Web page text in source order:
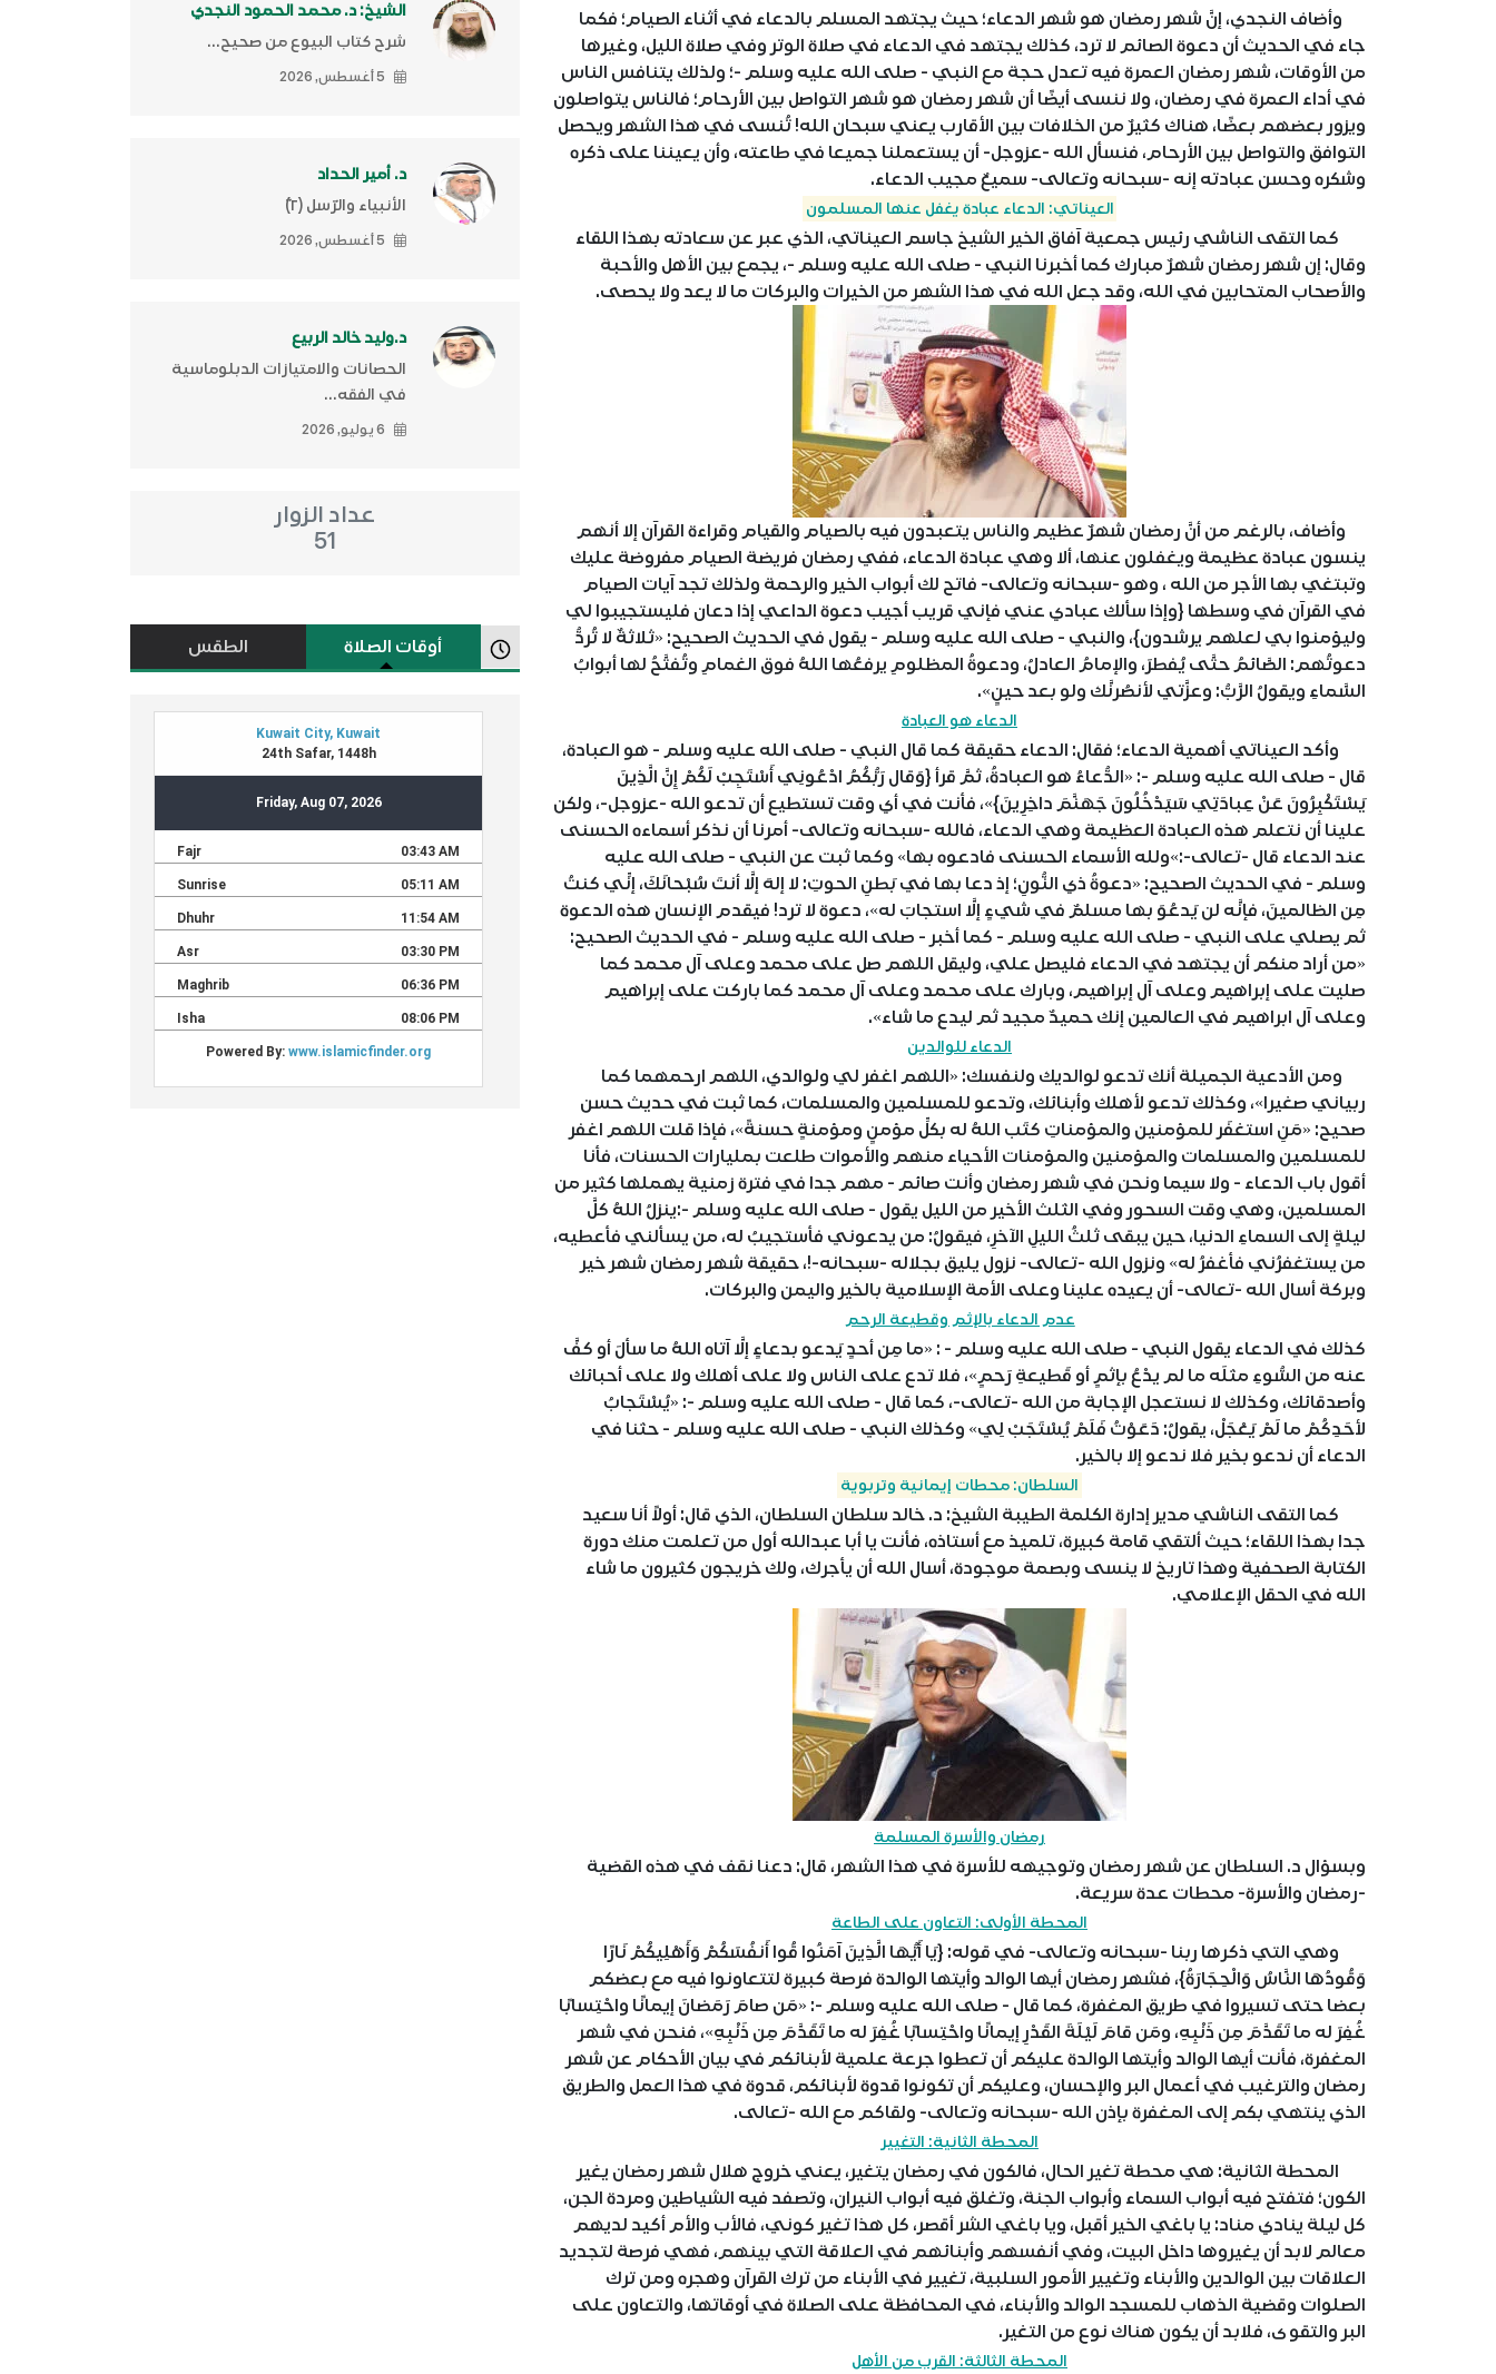
وأضاف النجدي، إنَّ شهر رمضان هو شهر الدعاء؛ حيث يجتهد المسلم بالدعاء في أثناء الصيام؛ فكما
جاء في الحديث أن دعوة الصائم لا ترد، كذلك يجتهد في الدعاء في صلاة الوتر وفي صلاة الليل، وغيرها
من الأوقات، شهر رمضان العمرة فيه تعدل حجة مع النبي - صلى الله عليه وسلم -؛ ولذلك يتنافس الناس
في أداء العمرة في رمضان، ولا ننسى أيضًا أن شهر رمضان هو شهر التواصل بين الأرحام؛ فالناس يتواصلون
ويزور بعضهم بعضًا، هناك كثيرٌ من الخلافات بين الأقارب يعني سبحان الله! تُنسى في هذا الشهر ويحصل
التوافق والتواصل بين الأرحام، فنسأل الله -عزوجل- أن يستعملنا جميعا في طاعته، وأن يعيننا على ذكره
وشكره وحسن عبادته إنه -سبحانه وتعالى- سميعٌ مجيب الدعاء.
العيناتي: الدعاء عبادة يغفل عنها المسلمون
كما التقى الناشي رئيس جمعية آفاق الخير الشيخ جاسم العيناتي، الذي عبر عن سعادته بهذا اللقاء
وقال: إن شهر رمضان شهرٌ مبارك كما أخبرنا النبي - صلى الله عليه وسلم -، يجمع بين الأهل والأحبة
والأصحاب المتحابين في الله، وقد جعل الله في هذا الشهر من الخيرات والبركات ما لا يعد ولا يحصى.
وأضاف، بالرغم من أنَّ رمضان شهرٌ عظيم والناس يتعبدون فيه بالصيام والقيام وقراءة القرآن إلا أنهم
ينسون عبادة عظيمة ويغفلون عنها، ألا وهي عبادة الدعاء، ففي رمضان فريضة الصيام مفروضة عليك
وتبتغي بها الأجر من الله ، وهو -سبحانه وتعالى- فاتح لك أبواب الخير والرحمة ولذلك تجد آيات الصيام
في القرآن في وسطها {وإذا سألك عبادي عني فإني قريب أجيب دعوة الداعي إذا دعان فليستجيبوا لي
وليؤمنوا بي لعلهم يرشدون}، والنبي - صلى الله عليه وسلم - يقول في الحديث الصحيح: «ثلاثةٌ لا تُردُّ
دعوتُهم: الصَّائمُ حتَّى يُفطرَ، والإمامُ العادلُ، ودعوةُ المظلومِ يرفعُها اللهُ فوق الغمامِ وتُفتَّحُ لها أبوابُ
السَّماءِ ويقولُ الرَّبُّ: وعزَّتي لأنصُرنَّك ولو بعد حينٍ».
الدعاء هو العبادة
وأكد العيناتي أهمية الدعاء؛ فقال: الدعاء حقيقة كما قال النبي - صلى الله عليه وسلم - هو العبادة،
قال - صلى الله عليه وسلم -: «الدُّعاءُ هو العبادةُ، ثمَّ قرأ {وَقال رَبُّكُمُ ادْعُونِي أَسْتَجِبْ لَكُمْ إِنَّ الَّذِينَ
يَسْتَكْبِرُونَ عَنْ عِبادَتِي سَيَدْخُلُونَ جَهَنَّمَ داخِرِينَ}»، فأنت في أي وقت تستطيع أن تدعو الله -عزوجل-، ولكن
علينا أن نتعلم هذه العبادة العظيمة وهي الدعاء، فالله -سبحانه وتعالى- أمرنا أن نذكر أسماءه الحسنى
عند الدعاء قال -تعالى-:»ولله الأسماء الحسنى فادعوه بها» وكما ثبت عن النبي - صلى الله عليه
وسلم - في الحديث الصحيح: «دعوةُ ذي النُّونِ؛ إذ دعا بها في بَطنِ الحوتِ: لا إلهَ إلَّا أنتَ سُبْحانَكَ، إنِّي كنتُ
مِن الظالمينَ، فإنَّه لن يَدعُوَ بها مسلمٌ في شيءٍ إلَّا استجابَ له»، دعوة لا ترد! فيقدم الإنسان هذه الدعوة
ثم يصلي على النبي - صلى الله عليه وسلم - كما أخبر - صلى الله عليه وسلم - في الحديث الصحيح:
«من أراد منكم أن يجتهد في الدعاء فليصل علي، وليقل اللهم صل على محمد وعلى آل محمد كما
صليت على إبراهيم وعلى آل إبراهيم، وبارك على محمد وعلى آل محمد كما باركت على إبراهيم
وعلى آل ابراهيم في العالمين إنك حميدٌ مجيد ثم ليدع ما شاء».
الدعاء للوالدين
ومن الأدعية الجميلة أنك تدعو لوالديك ولنفسك: «اللهم اغفر لي ولوالدي، اللهم ارحمهما كما
ربياني صغيرا»، وكذلك تدعو لأهلك وأبنائك، وتدعو للمسلمين والمسلمات، كما ثبت في حديث حسن
صحيح: «مَنِ استغفَر للمؤمنين والمؤمناتِ كتَب اللهُ له بكلِّ مؤمنٍ ومؤمنةٍ حسنةً»، فإذا قلت اللهم اغفر
للمسلمين والمسلمات والمؤمنين والمؤمنات الأحياء منهم والأموات طلعت بمليارات الحسنات، فأنا
أقول باب الدعاء - ولا سيما ونحن في شهر رمضان وأنت صائم - مهم جدا في فترة زمنية يهملها كثير من
المسلمين، وهي وقت السحور وفي الثلث الأخير من الليل يقول - صلى الله عليه وسلم -:ينزلُ اللهُ كلَّ
ليلةٍ إلى السماءِ الدنيا، حين يبقى ثلثُ الليلِ الآخرِ، فيقولُ: من يدعوني فأستجيبُ له، من يسألني فأعطيه،
من يستغفرُني فأغفرُ له» ونزول الله -تعالى- نزول يليق بجلاله -سبحانه-!، حقيقة شهر رمضان شهر خير
وبركة أسال الله -تعالى- أن يعيده علينا وعلى الأمة الإسلامية بالخير واليمن والبركات.
عدم الدعاء بالإثم وقطيعة الرحم
كذلك في الدعاء يقول النبي - صلى الله عليه وسلم - : «ما مِن أحدٍ يَدعو بدعاءٍ إلَّا آتاه اللهُ ما سألَ أو كفَّ
عنه من السُّوءِ مثلَه ما لم يدْعُ بإثمٍ أو قَطيعةِ رَحمٍ»، فلا تدع على الناس ولا على أهلك ولا على أحبائك
وأصدقائك، وكذلك لا نستعجل الإجابة من الله -تعالى-، كما قال - صلى الله عليه وسلم -: «يُسْتَجابُ
لأحَدِكُمْ ما لَمْ يَعْجَلْ، يقولُ: دَعَوْتُ فَلَمْ يُسْتَجَبْ لِي» وكذلك النبي - صلى الله عليه وسلم - حثنا في
الدعاء أن ندعو بخير فلا ندعو إلا بالخير.
السلطان: محطات إيمانية وتربوية
كما التقى الناشي مدير إدارة الكلمة الطيبة الشيخ: د. خالد سلطان السلطان، الذي قال: أولاً أنا سعيد
جدا بهذا اللقاء؛ حيث ألتقي قامة كبيرة، تلميذ مع أستاذه، فأنت يا أبا عبدالله أول من تعلمت منك دورة
الكتابة الصحفية وهذا تاريخ لا ينسى وبصمة موجودة، أسال الله أن يأجرك، ولك خريجون كثيرون ما شاء
الله في الحقل الإعلامي.
رمضان والأسرة المسلمة
وبسؤال د. السلطان عن شهر رمضان وتوجيهه للأسرة في هذا الشهر، قال: دعنا نقف في هذه القضية
-رمضان والأسرة- محطات عدة سريعة.
المحطة الأولى: التعاون على الطاعة
وهي التي ذكرها ربنا -سبحانه وتعالى- في قوله: {يَا أَيُّهَا الَّذِينَ آمَنُوا قُوا أَنفُسَكُمْ وَأَهْلِيكُمْ نَارًا
وَقُودُهَا النَّاسُ وَالْحِجَارَةُ}، فشهر رمضان أيها الوالد وأيتها الوالدة فرصة كبيرة لتتعاونوا فيه مع بعضكم
بعضا حتى تسيروا في طريق المغفرة، كما قال - صلى الله عليه وسلم -: «مَن صامَ رَمَضانَ إيمانًا واحْتِسابًا
غُفِرَ له ما تَقَدَّمَ مِن ذَنْبِهِ، ومَن قامَ لَيْلَةَ القَدْرِ إيمانًا واحْتِسابًا غُفِرَ له ما تَقَدَّمَ مِن ذَنْبِهِ»، فنحن في شهر
المغفرة، فأنت أيها الوالد وأيتها الوالدة عليكم أن تعطوا جرعة علمية لأبنائكم في بيان الأحكام عن شهر
رمضان والترغيب في أعمال البر والإحسان، وعليكم أن تكونوا قدوة لأبنائكم، قدوة في هذا العمل والطريق
الذي ينتهي بكم إلى المغفرة بإذن الله -سبحانه وتعالى- ولقاكم مع الله -تعالى.
المحطة الثانية: التغيير
المحطة الثانية: هي محطة تغير الحال، فالكون في رمضان يتغير، يعني خروج هلال شهر رمضان يغير
الكون؛ فتفتح فيه أبواب السماء وأبواب الجنة، وتغلق فيه أبواب النيران، وتصفد فيه الشياطين ومردة الجن،
كل ليلة ينادي مناد: يا باغي الخير أقبل، ويا باغي الشر أقصر، كل هذا تغير كوني، فالأب والأم أكيد لديهم
معالم لابد أن يغيروها داخل البيت، وفي أنفسهم وأبنائهم في العلاقة التي بينهم، فهي فرصة لتجديد
العلاقات بين الوالدين والأبناء وتغيير الأمور السلبية، تغيير في الأبناء من ترك القرآن وهجره ومن ترك
الصلوات وقضية الذهاب للمسجد الوالد والأبناء، في المحافظة على الصلاة في أوقاتها، والتعاون على
البر والتقوى، فلابد أن يكون هناك نوع من التغير.
المحطة الثالثة: القرب من الأهل
الشيخ: د. محمد الحمود النجدي
شرح كتاب البيوع من صحيح...
5 أغسطس, 2026
د. أمير الحداد
الأنبياء والرّسل (٢)ّ
5 أغسطس, 2026
د.وليد خالد الربيع
الحصانات والامتيازات الدبلوماسية
في الفقه...
6 يوليو, 2026
عداد الزوار
51
أوقات الصلاة الطقس